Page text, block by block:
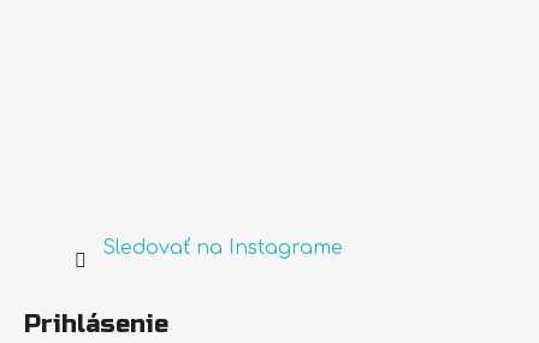
Sledovať na Instagrame
Prihlásenie